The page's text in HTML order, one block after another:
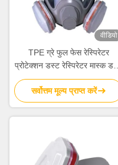
वीडियो
TPE ग्रे फुल फेस रेस्पिरेटर
प्रोटेक्शन डस्ट रेस्पिरेटर मास्क डस्ट
गैस डिफेंस
सर्वोत्तम मूल्य प्राप्त करें